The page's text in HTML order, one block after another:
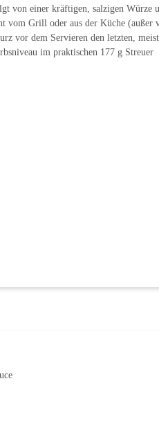
von einer kräftigen, salzigen Würze
vom Grill oder aus der Küche (außer
vor dem Servieren den letzten,
im praktischen 177 g Streuer